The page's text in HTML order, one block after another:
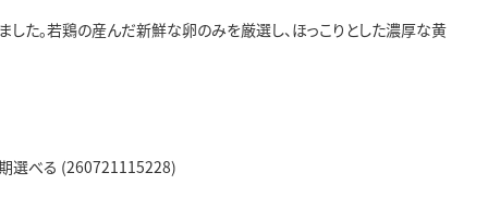
た。若鶏の産んだ新鮮な卵のみを厳選し、ほっこりとした濃厚な黄
選べる (260721115228)